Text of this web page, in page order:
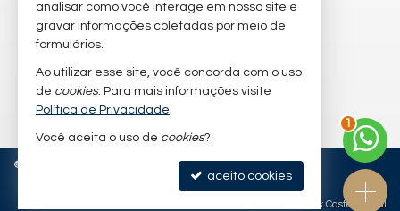
receba nosso newsletter
imóveis favoritos
mapa de imóveis
© Política de Privacidade
Site para imobiliárias: Castel Digital
1
analisar como você interage em nosso site e
gravar informações coletadas por meio de
formulários.
Ao utilizar esse site, você concorda com o uso
de cookies. Para mais informações visite
Política de Privacidade.
Você aceita o uso de cookies?
aceito cookies